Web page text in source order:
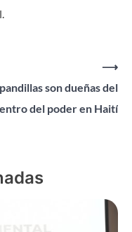
son dueñas del
del poder en Haití
⟶